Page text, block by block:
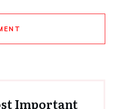
Important